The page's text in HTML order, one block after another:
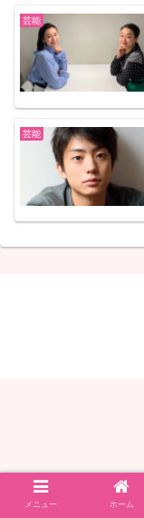
芸能
芸能
メニュー ホーム